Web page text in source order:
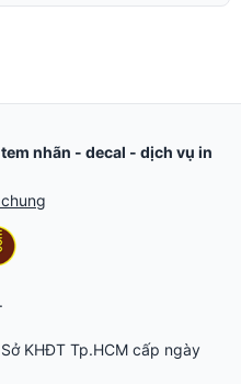
nhãn - decal - dịch vụ in
KHĐT Tp.HCM cấp ngày